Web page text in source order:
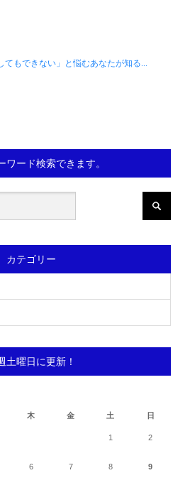
てもできない」と悩むあなたが知る...
ワード検索できます。
カテゴリー
土曜日に更新！
木 金 土 日
1 2
6 7 8 9